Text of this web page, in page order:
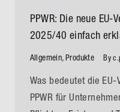
PPWR: Die neue EU-
2025/40 einfach
Allgemein,Produkte By
Was bedeutet die
PPWR für